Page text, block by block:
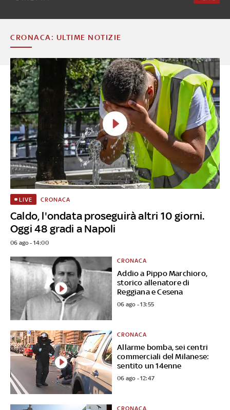
CRONACA: ULTIME NOTIZIE
Caldo, l'ondata proseguirà altri 10 giorni.
Oggi 48 gradi a Napoli
LIVE CRONACA
06 ago - 14:00
Addio a Pippo Marchioro,
storico allenatore di
Reggiana e Cesena
CRONACA
06 ago - 13:55
Allarme bomba, sei centri
commerciali del Milanese:
sentito un 14enne
CRONACA
06 ago - 12:47
CRONACA